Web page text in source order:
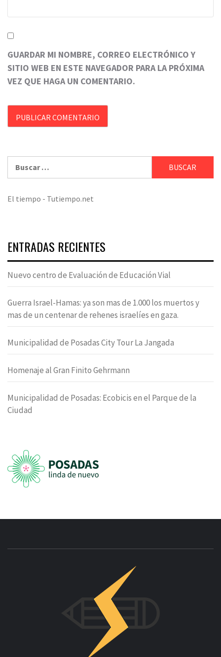
GUARDAR MI NOMBRE, CORREO ELECTRÓNICO Y
SITIO WEB EN ESTE NAVEGADOR PARA LA PRÓXIMA
VEZ QUE HAGA UN COMENTARIO.
El tiempo - Tutiempo.net
ENTRADAS RECIENTES
Nuevo centro de Evaluación de Educación Vial
Guerra Israel-Hamas: ya son mas de 1.000 los muertos y
mas de un centenar de rehenes israelíes en gaza.
Municipalidad de Posadas City Tour La Jangada
Homenaje al Gran Finito Gehrmann
Municipalidad de Posadas: Ecobicis en el Parque de la
Ciudad